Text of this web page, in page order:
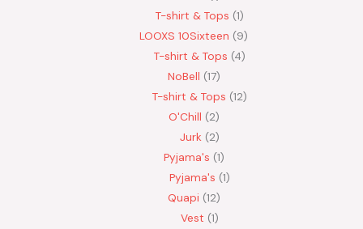
T-shirt & Tops 1
LOOXS 10Sixteen
9
T-shirt & Tops 4
NoBell 17
T-shirt & Tops 12
O'Chill 2
Jurk
2
Pyjama's 1
Pyjama's 1
Quapi 12
Vest 1